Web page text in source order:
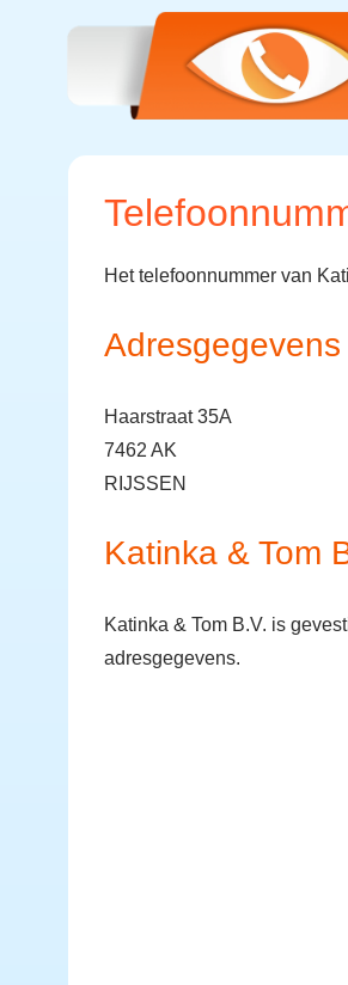
Het telefoonnummer van
Adresgegevens
Haarstraat 35A
7462 AK
RIJSSEN
Katinka & Tom
Katinka & Tom B.V. is
adresgegevens.